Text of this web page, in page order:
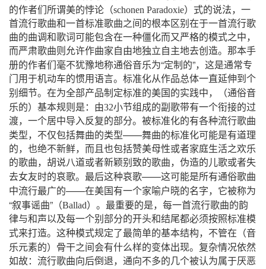
的作者们所谓美的悖论
（schonen Paradoxie）
式的说法，一
首流行歌曲和一首标准歌曲之间的根本区别在于一首流行歌
曲的曲调和歌词可能包含在一种僵化而又严格的模式之中，
而严肃歌曲则允许作曲家自由地独立自主地去创造。那本手
册的作者们毫不犹豫地称通俗音乐为“定制的”，这是通常专
门用于机动车的惯用语言。标准化从作品总体一直延伸到个
别细节。在为全部产品制定标准的美国的实践中，
（通俗音
乐的） 基本规则是：由32小节组成的副歌带有一个衔接的过
渡，一个居中导入反复的部分。被标准化的有各种流行歌曲
类型，不仅包括舞曲的类型——舞曲的标准化可能是有道理
的，也绝不新鲜，而且也包括赞美母性或者家庭生活之欢乐
的歌曲，胡说八道或者新颖别致的歌曲，伪造的儿歌或者失
去女友时的哀歌。最后这种哀歌——这可能是所有通俗歌曲
中流行最广的——在美国有一个家喻户晓的名字，它被称为
“叙事谣曲”（Ballad）
。最重要的是，每一首流行歌曲的韵
律与和声以及每一个别部分的开头和结尾都必须按照标准模
式来打造。这种模式规定了最简单的基本结构，不管在
（音
乐元素的）
骨干之间会有什么样的变体出现。复杂情况依然
如故：流行歌曲向后倒退，通向不多的几个被认为属于厌恶